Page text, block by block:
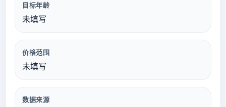
目标年龄
未填写
价格范围
未填写
数据来源